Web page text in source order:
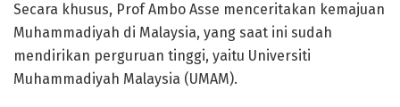
Secara khusus, Prof Ambo Asse menceritakan kemajuan
Muhammadiyah di Malaysia, yang saat ini sudah
mendirikan perguruan tinggi, yaitu Universiti
Muhammadiyah Malaysia (UMAM).